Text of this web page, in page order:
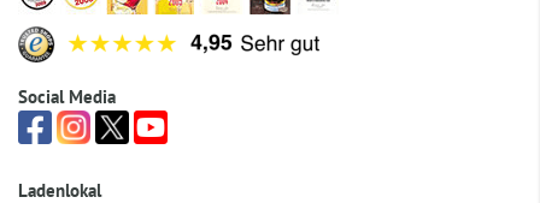
Social Media
Ladenlokal